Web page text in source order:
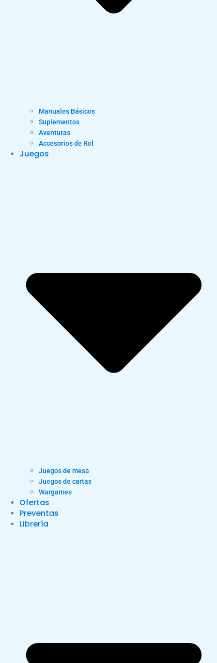
Manuales Básicos
Suplementos
Aventuras
Accesorios de Rol
Juegos
Juegos de mesa
Juegos de cartas
Wargames
Ofertas
Preventas
Librería